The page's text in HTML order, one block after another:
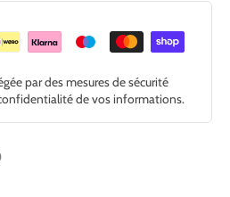
par des mesures de sécurité
de vos informations.